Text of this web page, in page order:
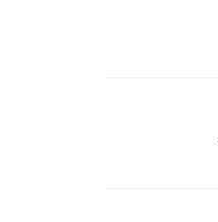
Виниловые